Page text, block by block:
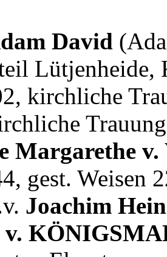
David
Lütjenheide,
, kirchliche
Margarethe v.
, gest. Weisen
Joachim
v.